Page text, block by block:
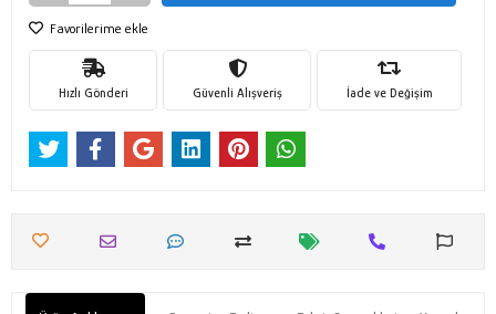
Favorilerime ekle
Hızlı Gönderi Güvenli Alışveriş İade ve Değişim